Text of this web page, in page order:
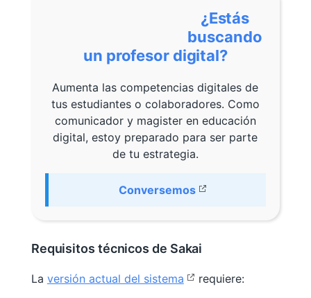
¿Estás
buscando
un profesor digital?
Aumenta las competencias digitales de
tus estudiantes o colaboradores. Como
comunicador y magister en educación
digital, estoy preparado para ser parte
de tu estrategia.
Conversemos
Requisitos técnicos de Sakai
La versión actual del sistema
requiere: